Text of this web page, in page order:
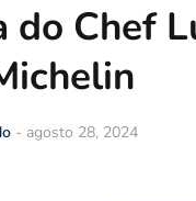
do Chef
- agosto 28, 2024